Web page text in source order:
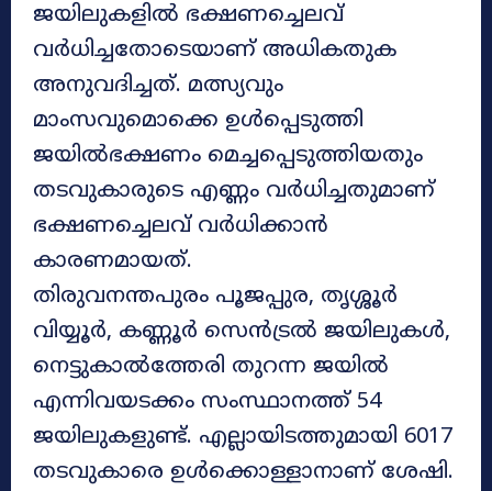
ജയിലുകളിൽ ഭക്ഷണച്ചെലവ്
വർധിച്ചതോടെയാണ് അധികതുക
അനുവദിച്ചത്. മത്സ്യവും
മാംസവുമൊക്കെ ഉൾപ്പെടുത്തി
ജയിൽഭക്ഷണം മെച്ചപ്പെടുത്തിയതും
തടവുകാരുടെ എണ്ണം വർധിച്ചതുമാണ്
ഭക്ഷണച്ചെലവ് വർധിക്കാൻ
കാരണമായത്.
തിരുവനന്തപുരം പൂജപ്പുര, തൃശ്ശൂർ
വിയ്യൂർ, കണ്ണൂർ സെൻട്രൽ ജയിലുകൾ,
നെട്ടുകാൽത്തേരി തുറന്ന ജയിൽ
എന്നിവയടക്കം സംസ്ഥാനത്ത് 54
ജയിലുകളുണ്ട്. എല്ലായിടത്തുമായി 6017
തടവുകാരെ ഉൾക്കൊള്ളാനാണ് ശേഷി.